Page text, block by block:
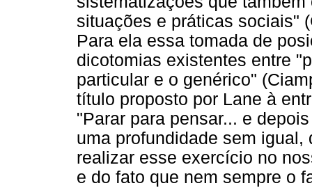
situações e práticas sociais"
Para ela essa tomada de
dicotomias existentes entre
particular e o genérico"
título proposto por Lane à
"Parar para pensar... e
uma profundidade sem
realizar esse exercício no
e do fato que nem sempre o